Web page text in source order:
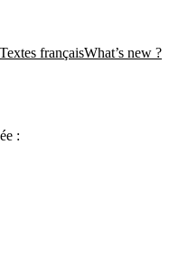
Textes françaisWhat’s new ?
: